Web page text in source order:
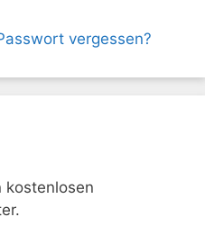
vergessen?
kostenlosen